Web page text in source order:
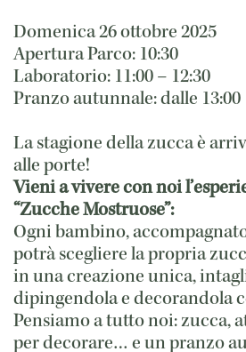
Domenica 26 ottobre 2025
Apertura Parco: 10:30
Laboratorio: 11:00 – 12:30
Pranzo autunnale: dalle 13:00
La stagione della zucca è
alle porte!
Vieni a vivere con noi
“Zucche Mostruose”:
Ogni bambino,
potrà scegliere la propria
in una creazione unica,
dipingendola e decorandola
Pensiamo a tutto noi: zucca,
per decorare… e un pranzo